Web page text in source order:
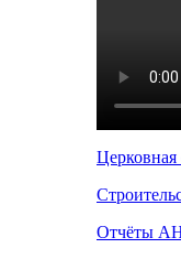
Церковная
Отчёты